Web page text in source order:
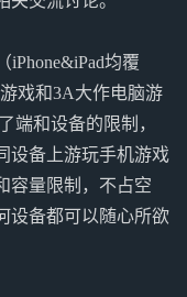
iPhone&iPad均覆
戏和3A大作电脑游
端和设备的限制，
设备上游玩手机游戏
容量限制，不占空
设备都可以随心所欲